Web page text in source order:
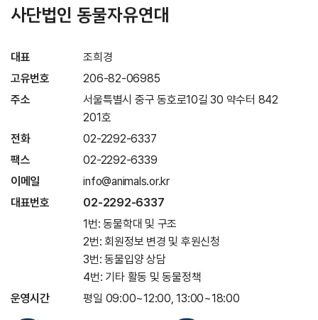
사단법인 동물자유연대
대표
조희경
고유번호
206-82-06985
주소
서울특별시 중구 동호로10길 30 약수터 842
201호
전화
02-2292-6337
팩스
02-2292-6339
이메일
info@animals.or.kr
대표번호
02-2292-6337
1번: 동물학대 및 구조
2번: 회원정보 변경 및 후원신청
3번: 동물입양 상담
4번: 기타 활동 및 동물정책
운영시간
평일 09:00~12:00, 13:00~18:00